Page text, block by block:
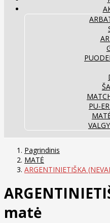
PU-
Pagrindinis
MATĖ
ARGENTINIETIŠKA
matė